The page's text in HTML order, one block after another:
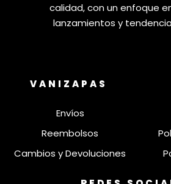
calidad, con un enfoque
lanzamientos y
VANIZAPAS
Envíos
Reembolsos
Cambios y Devoluciones